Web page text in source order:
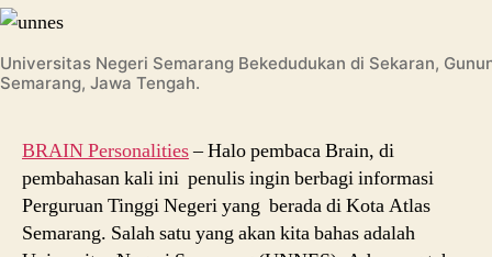
Universitas Negeri Semarang Bekedudukan di Sekaran,
Semarang, Jawa Tengah.
BRAIN Personalities– Halo pembaca Brain, di
pembahasan kali ini penulis ingin berbagi informasi
Perguruan Tinggi Negeri yang berada di Kota Atlas
Semarang. Salah satu yang akan kita bahas adalah